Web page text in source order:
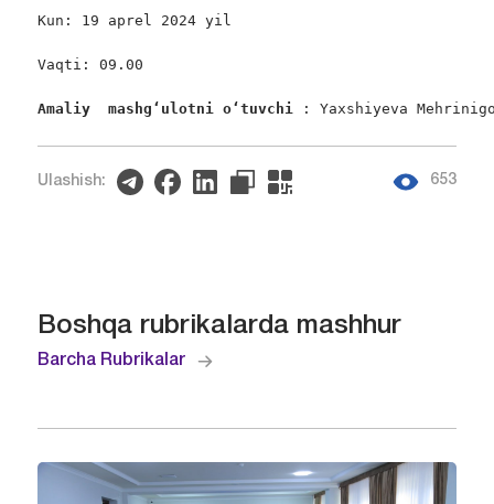
Kun: 19 aprel 2024 yil
Vaqti: 09.00
Amaliy  mashgʻulotni oʻtuvchi : Yaxshiyeva
Ulashish: 653
Boshqa rubrikalarda mashhur
Barcha Rubrikalar